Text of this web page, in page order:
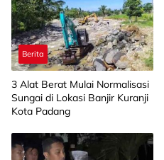
Berita
3 Alat Berat Mulai Normalisasi
Sungai di Lokasi Banjir Kuranji
Kota Padang